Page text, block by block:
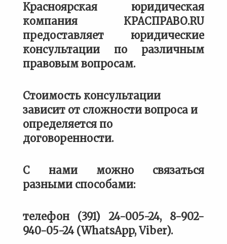
Красноярская юридическая
компания КРАСПРАВО.RU
предоставляет юридические
консультации по различным
правовым вопросам.
Стоимость консультации
зависит от сложности вопроса и
определяется по
договоренности.
С нами можно связаться
разными способами:
телефон (391) 24-005-24, 8-902-
940-05-24 (WhatsApp, Viber).